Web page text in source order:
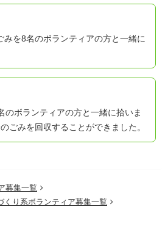
みを8名のボランティアの方と一緒に
のボランティアの方と一緒に拾いま
ごみを回収することができました。
募集一覧
くり系ボランティア募集一覧